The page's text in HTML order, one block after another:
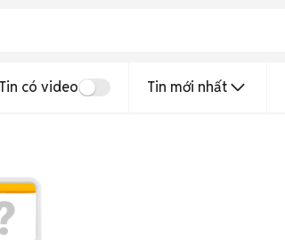
Tin có video Tin mới nhất